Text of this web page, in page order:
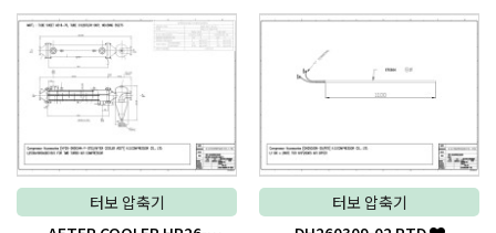
터보 압축기
터보 압축기